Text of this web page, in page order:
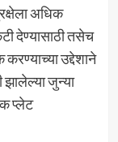
अधिक
देण्यासाठी तसेच
उद्देशाने
झालेल्या जुन्या
प्लेट